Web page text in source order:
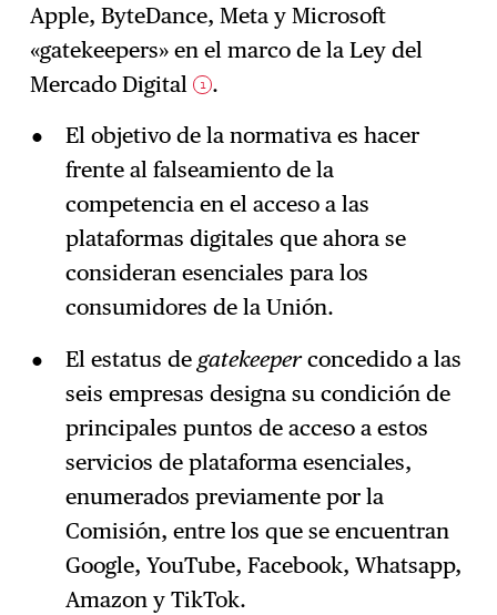
Apple, ByteDance, Meta y Microsoft
«gatekeepers» en el marco de la Ley del
Mercado Digital 1 .
El objetivo de la normativa es hacer
frente al falseamiento de la
competencia en el acceso a las
plataformas digitales que ahora se
consideran esenciales para los
consumidores de la Unión.
El estatus de gatekeeperconcedido a las
seis empresas designa su condición de
principales puntos de acceso a estos
servicios de plataforma esenciales,
enumerados previamente por la
Comisión, entre los que se encuentran
Google, YouTube, Facebook, Whatsapp,
Amazon y TikTok.